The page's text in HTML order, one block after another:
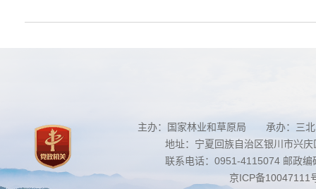
主办：国家林业和草原局 承办：三北
地址：宁夏回族自治区银川市兴
联系电话：0951-4115074 邮政
京ICP备10047111